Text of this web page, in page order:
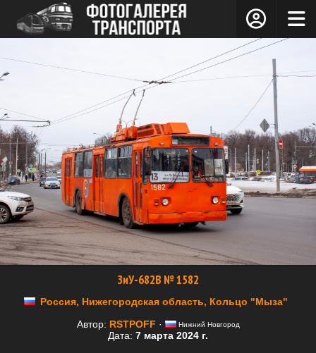
ЗиУ-682В № 1582
Россия, Нижегородская область, Кольцо "Мыза"
Автор: RSTPOFF · Нижний Новгород
Дата: 7 марта 2024 г.